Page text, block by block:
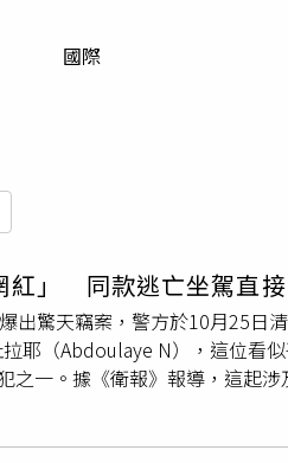
國際
紅」 同款逃亡坐駕直
出驚天竊案，警方於10月25日
耶（Abdoulaye N），這位看
之一。據《衛報》報導，這起
膽、最戲劇化的藝術品盜竊事
中被捕，目前面臨「組織性竊